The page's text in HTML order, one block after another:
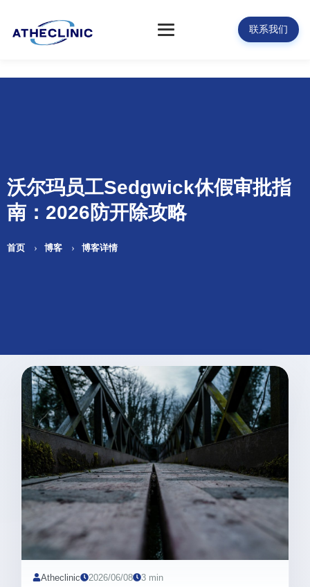
联系我们
沃尔玛员工Sedgwick休假审批指
南：2026防开除攻略
首页 博客 博客详情
Atheclinic 2026/06/08 3 min